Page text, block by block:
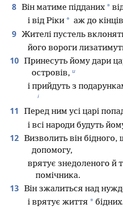
8 Він матиме підданих *
і від Ріки * аж до
9 Жителі пустель
його вороги
10 Принесуть йому дари
островів, и
і прийдуть з
і
11
Перед ним усі царі
і всі народи будуть
12 Визволить він бідного,
допомогу,
врятує знедоленого й
помічника.
13 Він зжалиться над
і врятує життя *